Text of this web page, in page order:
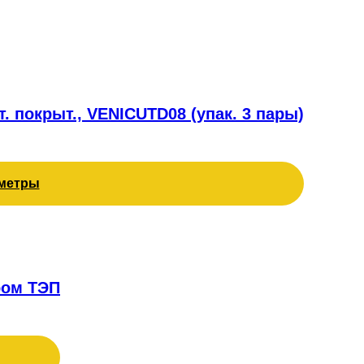
VENICUTD08 (упак. 3 пары)
ТЭП